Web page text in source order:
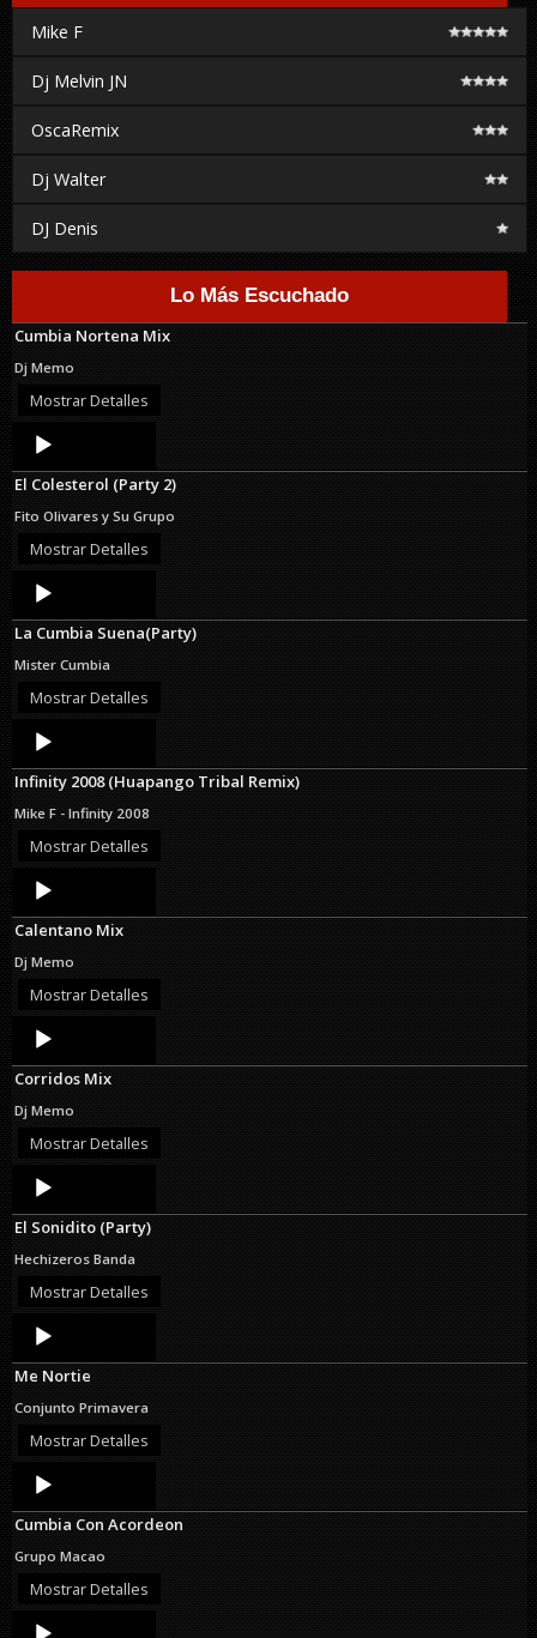
Mike F
Dj Melvin JN
OscaRemix
Dj Walter
DJ Denis
Lo Más Escuchado
Cumbia Nortena Mix
Dj Memo
Mostrar Detalles
Audio
Player
El Colesterol (Party 2)
Fito Olivares y Su Grupo
Mostrar Detalles
Audio
Player
La Cumbia Suena(Party)
Mister Cumbia
Mostrar Detalles
Audio
Player
Infinity 2008 (Huapango Tribal Remix)
Mike F - Infinity 2008
Mostrar Detalles
Audio
Player
Calentano Mix
Dj Memo
Mostrar Detalles
Audio
Player
Corridos Mix
Dj Memo
Mostrar Detalles
Audio
Player
El Sonidito (Party)
Hechizeros Banda
Mostrar Detalles
Audio
Player
Me Nortie
Conjunto Primavera
Mostrar Detalles
Audio
Player
Cumbia Con Acordeon
Grupo Macao
Mostrar Detalles
Audio